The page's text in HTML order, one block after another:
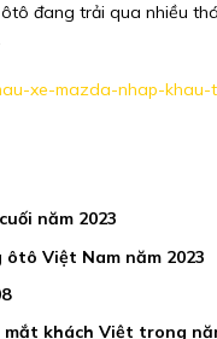
đang trải qua nhiều
xe-mazda-nhap-
năm 2023
Việt Nam năm 2023
khách Việt trong